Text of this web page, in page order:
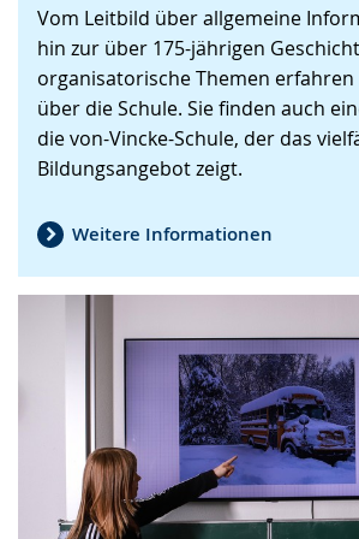
wechseln.
Deutscher
Gebärdensprache
wird
angezeigt.
Vom Leitbild über allgemeine
hin zur über 175-jährigen
organisatorische Themen erfahren
über die Schule. Sie finden auch
die von-Vincke-Schule, der das
Bildungsangebot zeigt.
Weitere Informationen